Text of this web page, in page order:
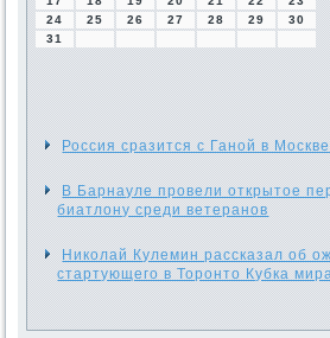
24
25 26 27 28 29
30
31
Россия сразится с Ганой в Москве
В Барнауле провели открытое
биатлону среди ветеранов
Николай Кулемин рассказал об
стартующего в Торонто Кубка